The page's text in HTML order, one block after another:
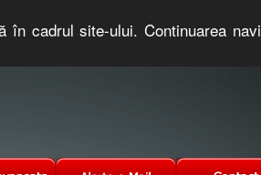
cadrul site-ului. Continuarea